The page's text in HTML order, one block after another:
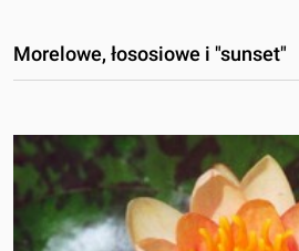
Morelowe, łososiowe i "sunset"